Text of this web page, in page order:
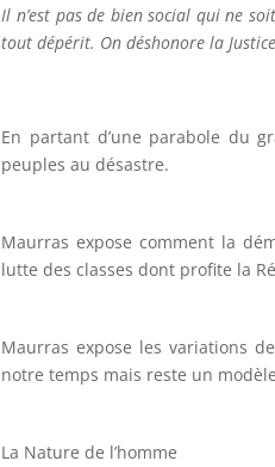
Il n’est pas de bien social qui ne
tout dépérit. On déshonore la
En partant d’une parabole du
peuples au désastre.
Maurras expose comment la
lutte des classes dont profite la
Maurras expose les variations
notre temps mais reste un modèle
La Nature de l’homme